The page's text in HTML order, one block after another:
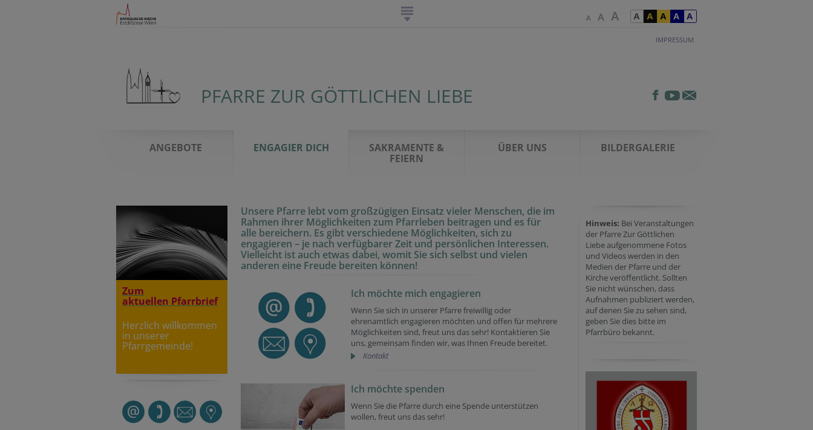
IMPRESSUM
PFARRE ZUR GÖTTLICHEN LIEBE
ANGEBOTE ENGAGIER DICH
SAKRAMENTE &
FEIERN
ÜBER UNS BILDERGALERIE
Zum
aktuellen Pfarrbrief
Herzlich willkommen
in unserer
Pfarrgemeinde!
Unsere Pfarre lebt vom großzügigen Einsatz vieler Menschen, die im
Rahmen ihrer Möglichkeiten zum Pfarrleben beitragen und es für
alle bereichern. Es gibt verschiedene Möglichkeiten, sich zu
engagieren – je nach verfügbarer Zeit und persönlichen Interessen.
Vielleicht ist auch etwas dabei, womit Sie sich selbst und vielen
anderen eine Freude bereiten können!
Ich möchte mich engagieren
Wenn Sie sich in unserer Pfarre freiwillig oder
ehrenamtlich engagieren möchten und offen für mehrere
Möglichkeiten sind, freut uns das sehr! Kontaktieren Sie
uns, gemeinsam finden wir, was Ihnen Freude bereitet.
Kontakt
Ich möchte spenden
Wenn Sie die Pfarre durch eine Spende unterstützen
wollen, freut uns das sehr!
Hinweis: Bei Veranstaltungen
der Pfarre Zur Göttlichen
Liebe aufgenommene Fotos
und Videos werden in den
Medien der Pfarre und der
Kirche veröffentlicht. Sollten
Sie nicht wünschen, dass
Aufnahmen publiziert werden,
auf denen Sie zu sehen sind,
geben Sie dies bitte im
Pfarrbüro bekannt.